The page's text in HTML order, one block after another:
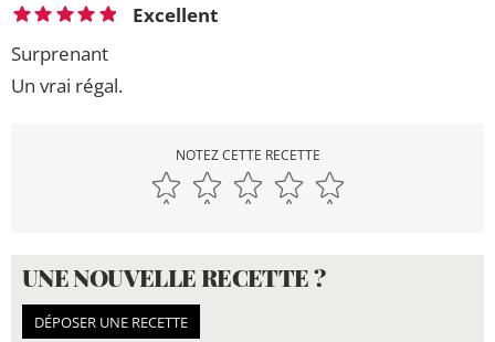
Excellent
Surprenant
Un vrai régal.
NOTEZ CETTE RECETTE
UNE NOUVELLE RECETTE ?
DÉPOSER UNE RECETTE